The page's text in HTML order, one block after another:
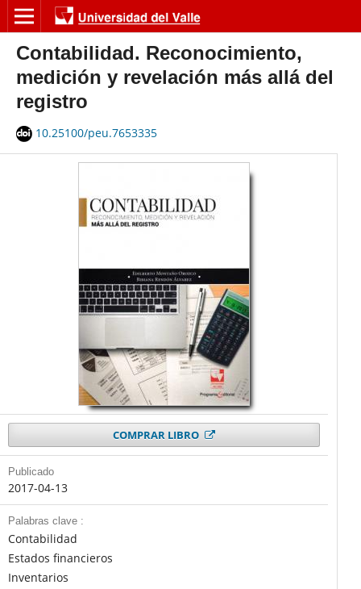
Contabilidad. Reconocimiento,
medición y revelación más allá del
registro
10.25100/peu.7653335
COMPRAR LIBRO
Publicado
2017-04-13
Palabras clave :
Contabilidad
Estados financieros
Inventarios